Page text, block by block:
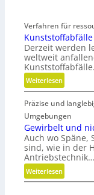
Verfahren für
Derzeit werden
weltweit
Weiterlesen:
K
u
n
s
t
s
t
o
f
Präzise und
Umgebungen
Gewirbelt und
Auch wo Späne,
sind, wie in der
Antriebstechnik…
Weiterlesen:
G